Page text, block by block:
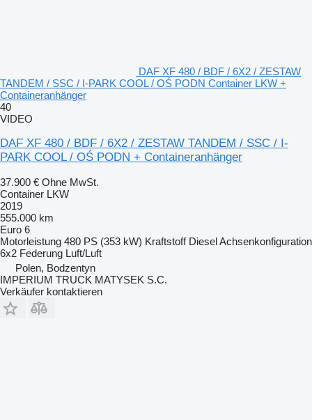
DAF XF 480 / BDF / 6X2 / ZESTAW
TANDEM / SSC / I-PARK COOL / OŚ PODN Container LKW +
Containeranhänger
40
VIDEO
DAF XF 480 / BDF / 6X2 / ZESTAW TANDEM / SSC / I-
PARK COOL / OŚ PODN + Containeranhänger
37.900 € Ohne MwSt.
Container LKW
2019
555.000 km
Euro 6
Motorleistung 480 PS (353 kW) Kraftstoff DieselAchsenkonfiguration
6x2 Federung Luft/Luft
Polen, Bodzentyn
IMPERIUM TRUCK MATYSEK S.C.
Verkäufer kontaktieren